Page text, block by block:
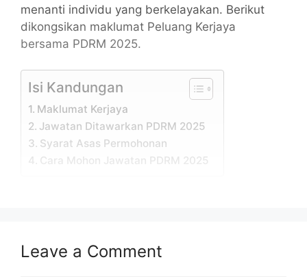
menanti individu yang berkelayakan. Berikut
dikongsikan maklumat Peluang Kerjaya
bersama PDRM 2025.
Isi Kandungan
Maklumat Kerjaya
Jawatan Ditawarkan PDRM 2025
Syarat Asas Permohonan
Cara Mohon Jawatan PDRM 2025
warganegara Malaysia yang berumur tidak
Leave a Comment